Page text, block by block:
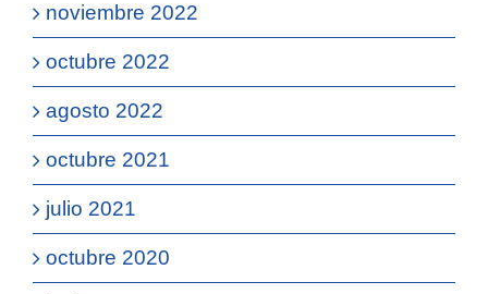
noviembre 2022
octubre 2022
agosto 2022
octubre 2021
julio 2021
octubre 2020